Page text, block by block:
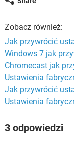
WINDOWS 10
Zobacz również:
Jak przywrócić
Windows 7 jak
Chromecast jak
Ustawienia
Jak przywrócić
Ustawienia
3 odpowiedzi